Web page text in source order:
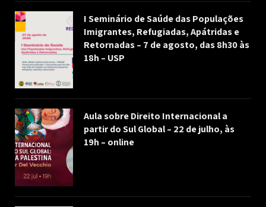
I Seminário de Saúde das Populações
Imigrantes, Refugiadas, Apátridas e
Retornadas – 7 de agosto, das 8h30 às
18h – USP
Aula sobre Direito Internacional a
partir do Sul Global – 22 de julho, às
19h – online